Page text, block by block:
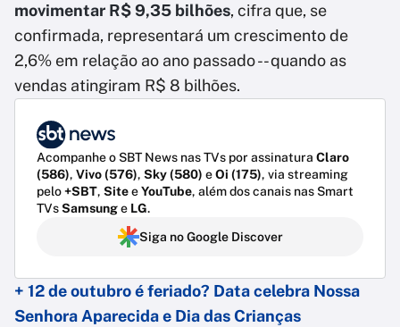
movimentar R$ 9,35 bilhões, cifra que, se
confirmada, representará um crescimento de
2,6% em relação ao ano passado -- quando as
vendas atingiram R$ 8 bilhões.
Acompanhe o SBT News nas TVs por assinatura Claro
(586), Vivo (576), Sky (580) eOi (175), via streaming
pelo+SBT, SiteeYouTube, além dos canais nas Smart
TVsSamsunge LG.
Siga no Google Discover
+ 12 de outubro é feriado? Data celebra Nossa
Senhora Aparecida e Dia das Crianças